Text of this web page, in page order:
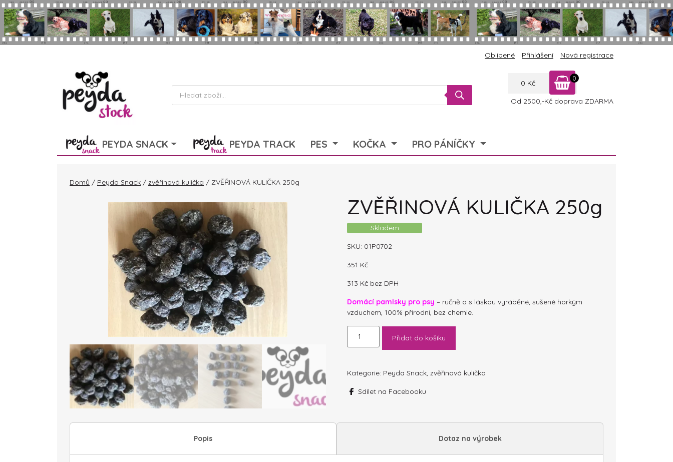
Skip to main content
Oblíbené Přihlášení Nová registrace
Products
search
0 Kč
0
Od 2500,-Kč doprava ZDARMA
PEYDA SNACK PEYDA TRACK PES KOČKA PRO PÁNÍČKY
Domů / Peyda Snack / zvěřinová kulička / ZVĚŘINOVÁ KULIČKA 250g
ZVĚŘINOVÁ KULIČKA 250g
Skladem
SKU: 01P0702
351 Kč
313 Kč bez DPH
Domácí pamlsky pro psy – ručně a s láskou vyráběné, sušené horkým
vzduchem, 100% přírodní, bez chemie.
KULIČKA
Přidat do košíku
Kategorie: Peyda Snack,zvěřinová kulička
Sdílet na Facebooku
Popis Dotaz na výrobek